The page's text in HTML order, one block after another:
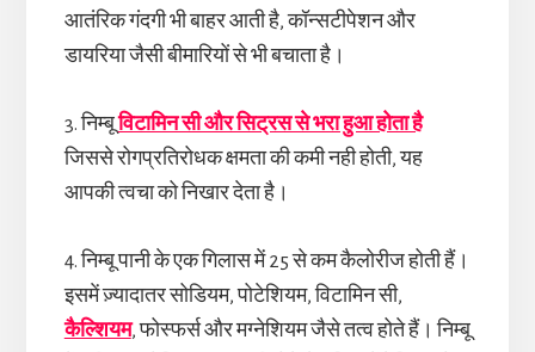
आतंरिक गंदगी भी बाहर आती है, कॉन्सटीपेशन और
डायरिया जैसी बीमारियों से भी बचाता है।
3. निम्बूविटामिन सी और सिट्रस से भरा हुआ होता है
जिससे रोगप्रतिरोधक क्षमता की कमी नही होती, यह
आपकी त्वचा को निखार देता है।
4. निम्बू पानी के एक गिलास में 25 से कम कैलोरीज होती हैं।
इसमें ज़्यादातर सोडियम, पोटेशियम, विटामिन सी,
कैल्शियम, फोस्फर्स और मग्नेशियम जैसे तत्व होते हैं। निम्बू